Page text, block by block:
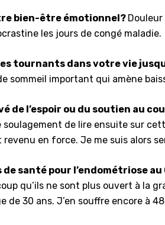
bien-être émotionnel?
les jours de congé maladie.
tournants dans votre vie
sommeil important qui amène
de l’espoir ou du soutien au
soulagement de lire ensuite sur
en force. Je me suis alors
santé pour l’endométriose au
qu’ils ne sont plus ouvert à la
de 30 ans. J’en souffre encore à